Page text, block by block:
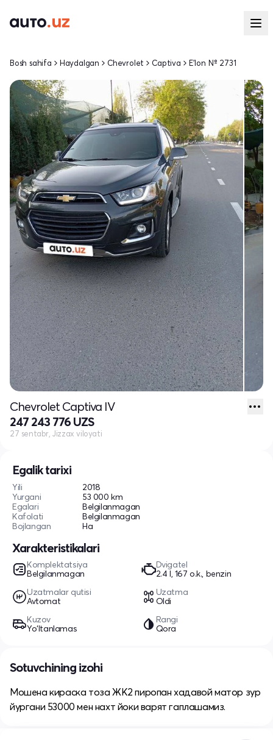
Egalik tarixi
Yili
2018
Yurgani
53 000 km
Egalari
Belgilanmagan
Kafolati
Belgilanmagan
Bojlangan
Ha
Xarakteristikalari
Komplektatsiya
Belgilanmagan
Dvigatel
2.4 l, 167 o.k., benzin
Uzatmalar qutisi
Avtomat
Uzatma
Oldi
Kuzov
Yo‘ltanlamas
Rangi
Qora
Bosh sahifa Haydalgan Chevrolet Captiva E'lon № 2731
Chevrolet Captiva IV
247 243 776 UZS
27 sentabr, Jizzax viloyati
Sotuvchining izohi
Мошена кираска тоза ЖК2 пиропан хадавой матор зур
йургани 53000 мен нахт йоки варят гаплашамиз.